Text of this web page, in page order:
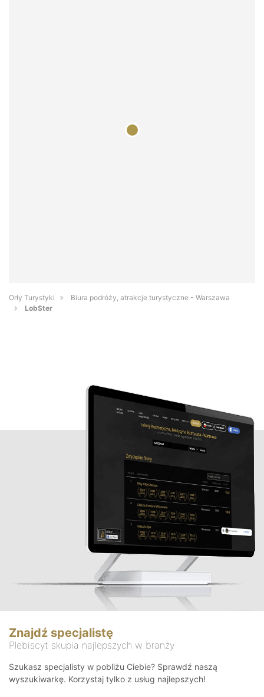
Orły Turystyki
Biura podróży, atrakcje turystyczne - Warszawa
LobSter
Znajdź specjalistę
Plebiscyt skupia najlepszych w branży
Szukasz specjalisty w pobliżu Ciebie? Sprawdź naszą
wyszukiwarkę. Korzystaj tylko z usług najlepszych!